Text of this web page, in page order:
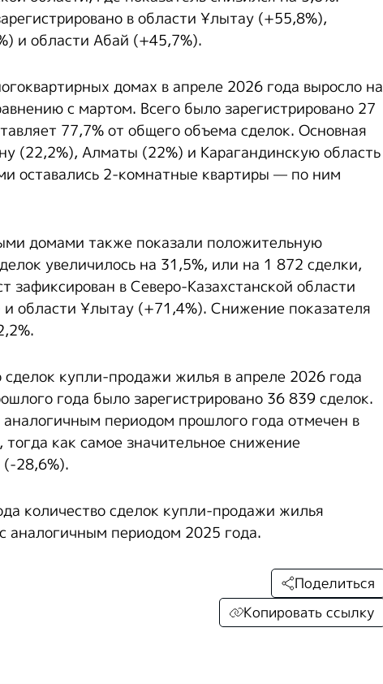
в области Ұлытау (+55,8%),
и области Абай (+45,7%).
домах в апреле 2026 года выросло на
с мартом. Всего было зарегистрировано 27
77,7% от общего объема сделок. Основная
(22,2%), Алматы (22%) и Карагандинскую область
оставались 2-комнатные квартиры — по ним
домами также показали положительную
увеличилось на 31,5%, или на 1 872 сделки,
зафиксирован в Северо-Казахстанской области
области Ұлытау (+71,4%). Снижение показателя
купли-продажи жилья в апреле 2026 года
года было зарегистрировано 36 839 сделок.
периодом прошлого года отмечен в
как самое значительное снижение
(-28,6%).
количество сделок купли-продажи жилья
аналогичным периодом 2025 года.
Поделиться
Копировать ссылку